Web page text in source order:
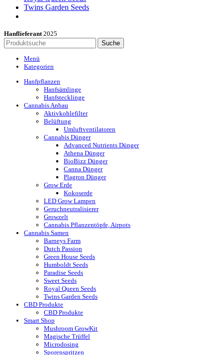
Twins Garden Seeds
Hanflieferant 2025
Suche
Menü
Kategorien
Hanfpflanzen
Hanfsämlinge
Hanfstecklinge
Cannabis Anbau
Aktivkohlefilter
Belüftung
Umluftventilatoren
Cannabis Dünger
Advanced Nutrients Dünger
Athena Dünger
BioBizz Dünger
Canna Dünger
Plagron Dünger
Grow Erde
Kokoserde
LED Grow Lampen
Geruchneutralisierer
Growzelt
Cannabis Pflanzentöpfe, Airpots
Cannabis Samen
Barneys Farm
Dutch Passion
Green House Seeds
Humboldt Seeds
Paradise Seeds
Sweet Seeds
Royal Queen Seeds
Twins Garden Seeds
CBD Produkte
CBD Produkte
Smart Shop
Mushroom GrowKit
Magische Trüffel
Microdosing
Sporenspritzen